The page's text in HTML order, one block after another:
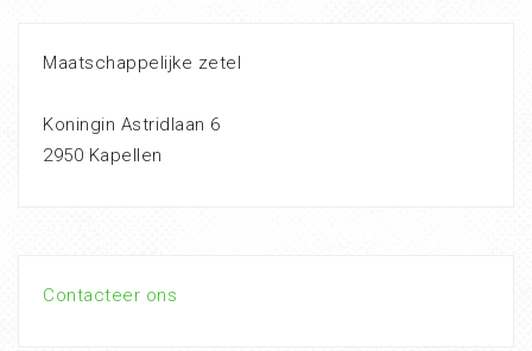
Maatschappelijke zetel
Koningin Astridlaan 6
2950 Kapellen
Contacteer ons